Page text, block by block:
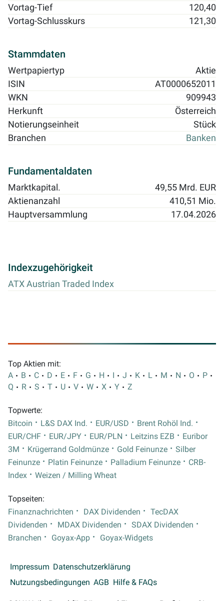
Vortag-Tief
120,40
Vortag-Schlusskurs
121,30
Stammdaten
Wertpapiertyp
Aktie
ISIN
AT0000652011
WKN
909943
Herkunft
Österreich
Notierungseinheit
Stück
Branchen
Banken
Fundamentaldaten
Marktkapital.
49,55 Mrd. EUR
Aktienanzahl
410,51 Mio.
Hauptversammlung
17.04.2026
Indexzugehörigkeit
ATX Austrian Traded Index
Top Aktien mit:
A
B C D E F G H I J K L M N O
P
Q
R S T U V W X Y Z
Topwerte:
Bitcoin
L&S DAX Ind. EUR/USD
Brent Rohöl Ind.
EUR/CHF
EUR/JPY EUR/PLN Leitzins EZB
Euribor
3M
Krügerrand Goldmünze Gold Feinunze
Silber
Feinunze
Platin Feinunze Palladium Feinunze
CRB-
Index
Weizen / Milling Wheat
Topseiten:
Finanznachrichten
DAX Dividenden
TecDAX
Dividenden
MDAX Dividenden
SDAX Dividenden
Branchen
Goyax-App Goyax-Widgets
Impressum Datenschutzerklärung
Nutzungsbedingungen AGB Hilfe & FAQs